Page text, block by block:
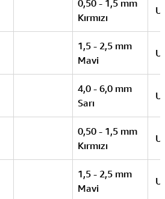
0,50 - 1,5 mm
Kırmızı
1,5 - 2,5 mm
Mavi
4,0 - 6,0 mm
Sarı
0,50 - 1,5 mm
Kırmızı
1,5 - 2,5 mm
Mavi